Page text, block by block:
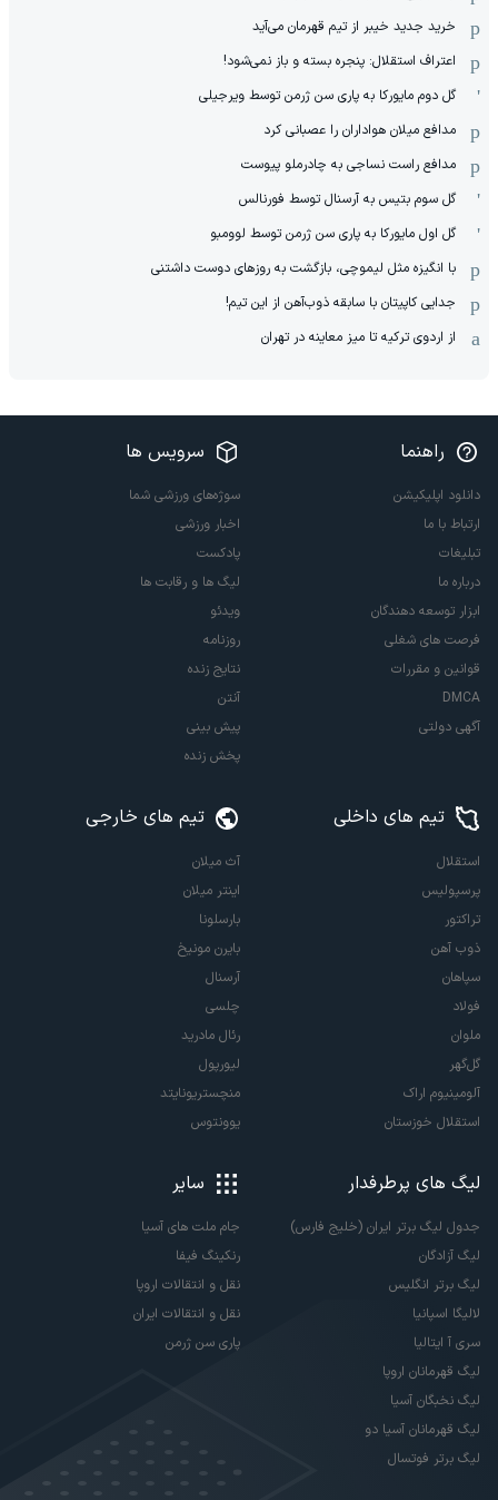
خرید جدید خیبر از تیم قهرمان می‌آید
اعتراف استقلال: پنجره بسته و باز نمی‌شود!
گل دوم مایورکا به پاری سن ژرمن توسط ویرجیلی
مدافع میلان هواداران را عصبانی کرد
مدافع راست نساجی به چادرملو پیوست
گل سوم بتیس به آرسنال توسط فورنالس
گل اول مایورکا به پاری سن ژرمن توسط لوومبو
با انگیزه مثل لیموچی، بازگشت به روزهای دوست داشتنی
جدایی کاپیتان با سابقه ذوب‌آهن از این تیم!
از اردوی ترکیه تا میز معاینه در تهران
راهنما
دانلود اپلیکیشن
ارتباط با ما
تبلیغات
درباره ما
ابزار توسعه دهندگان
فرصت های شغلی
قوانین و مقررات
DMCA
آگهی دولتی
سرویس ها
سوژه‌های ورزشی شما
اخبار ورزشی
پادکست
لیگ ها و رقابت ها
ویدئو
روزنامه
نتایج زنده
آنتن
پیش بینی
پخش زنده
تیم های داخلی
استقلال
پرسپولیس
تراکتور
ذوب آهن
سپاهان
فولاد
ملوان
گل‌گهر
آلومینیوم اراک
استقلال خوزستان
تیم های خارجی
آث میلان
اینتر میلان
بارسلونا
بایرن مونیخ
آرسنال
چلسی
رئال مادرید
لیورپول
منچستریونایتد
یوونتوس
لیگ های پرطرفدار
جدول لیگ برتر ایران (خلیج فارس)
لیگ آزادگان
لیگ برتر انگلیس
لالیگا اسپانیا
سری آ ایتالیا
لیگ قهرمانان اروپا
لیگ نخبگان آسیا
لیگ قهرمانان آسیا دو
لیگ برتر فوتسال
سایر
جام ملت های آسیا
رنکینگ فیفا
نقل و انتقالات اروپا
نقل و انتقالات ایران
پاری سن ژرمن